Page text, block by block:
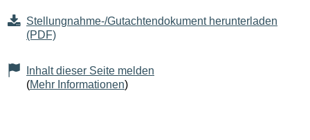
Stellungnahme-/Gutachtendokument herunterladen
(PDF)
Inhalt dieser Seite melden
(Mehr Informationen)